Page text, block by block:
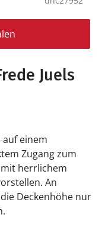
Juels
auf einem
Zugang zum
mit herrlichem
An
Deckenhöhe nur